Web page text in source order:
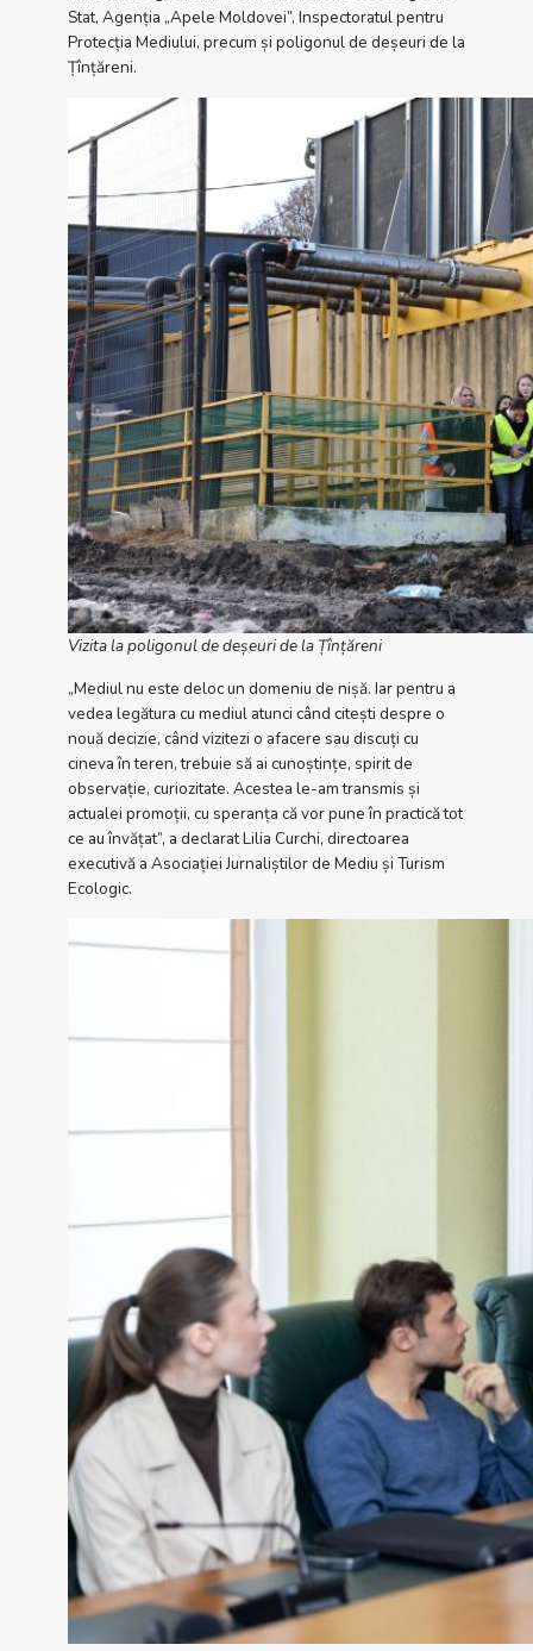
Stat, Agenția „Apele Moldovei”, Inspectoratul pentru
Protecția Mediului, precum și poligonul de deșeuri de la
Țînțăreni.
Vizita la poligonul de deșeuri de la Țînțăreni
„Mediul nu este deloc un domeniu de nișă. Iar pentru a
vedea legătura cu mediul atunci când citești despre o
nouă decizie, când vizitezi o afacere sau discuți cu
cineva în teren, trebuie să ai cunoștințe, spirit de
observație, curiozitate. Acestea le-am transmis și
actualei promoții, cu speranța că vor pune în practică tot
ce au învățat”, a declarat Lilia Curchi, directoarea
executivă a Asociației Jurnaliștilor de Mediu și Turism
Ecologic.